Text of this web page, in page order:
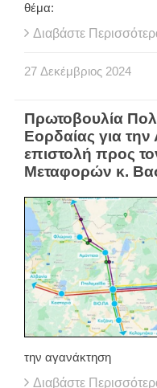
θέμα:
Διαβάστε
27 Δεκέμβριος 2024
Πρωτοβουλία
Εορδαίας για
επιστολή προς
Μεταφορών κ.
την αγανάκτηση
Διαβάστε